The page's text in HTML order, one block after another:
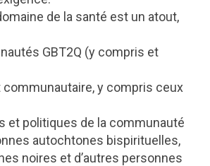
de la santé est un atout,
GBT2Q (y compris et
y compris ceux
et politiques de la communauté
autochtones bispirituelles,
noires et d’autres personnes